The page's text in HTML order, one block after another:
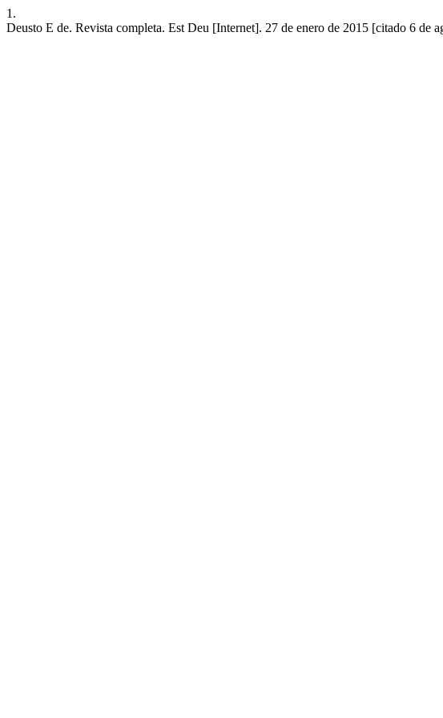
1.
Deusto E de. Revista completa. Est Deu [Internet]. 27 de enero de 2015 [citado 6 de